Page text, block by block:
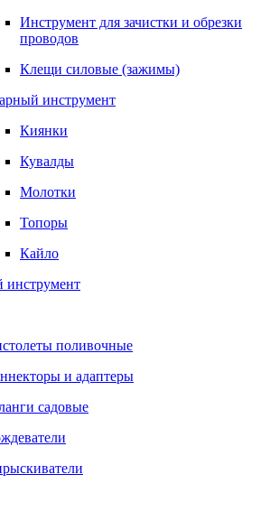
Инструмент для зачистки и обрезки
проводов
Клещи силовые (зажимы)
инструмент
Киянки
Кувалды
Молотки
Топоры
Кайло
инструмент
поливочные
и адаптеры
садовые